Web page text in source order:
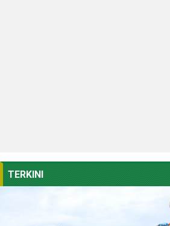
TERKINI